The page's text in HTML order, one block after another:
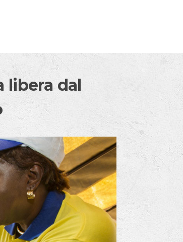
libera dal